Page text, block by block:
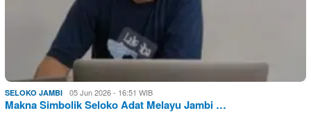
SELOKO JAMBI 05 Jun 2026 - 16:51 WIB
Makna Simbolik Seloko Adat Melayu Jambi …